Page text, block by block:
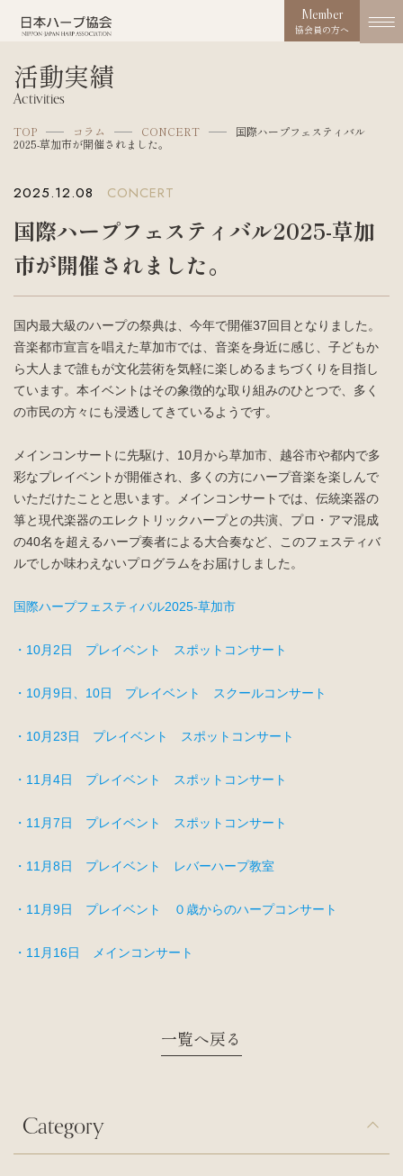
Join us
Contact us
コンクール
Competition
お知らせ
News
Member
協会員の方へ
活動実績
Activities
TOP コラム CONCERT
国際ハープフェスティバル
2025-草加市が開催されました。
2025.12.08 CONCERT
国際ハープフェスティバル2025-草加
市が開催されました。
国内最大級のハープの祭典は、今年で開催37回目となりました。
音楽都市宣言を唱えた草加市では、音楽を身近に感じ、子どもか
ら大人まで誰もが文化芸術を気軽に楽しめるまちづくりを目指し
ています。本イベントはその象徴的な取り組みのひとつで、多く
の市民の方々にも浸透してきているようです。
メインコンサートに先駆け、10月から草加市、越谷市や都内で多
彩なプレイベントが開催され、多くの方にハープ音楽を楽しんで
いただけたことと思います。メインコンサートでは、伝統楽器の
箏と現代楽器のエレクトリックハープとの共演、プロ・アマ混成
の40名を超えるハープ奏者による大合奏など、このフェスティバ
ルでしか味わえないプログラムをお届けしました。
国際ハープフェスティバル2025-草加市
・10月2日 プレイベント スポットコンサート
・10月9日、10日 プレイベント スクールコンサート
・10月23日 プレイベント スポットコンサート
・11月4日 プレイベント スポットコンサート
・11月7日 プレイベント スポットコンサート
・11月8日 プレイベント レバーハープ教室
・11月9日 プレイベント ０歳からのハープコンサート
・11月16日 メインコンサート
一覧へ戻る
Category